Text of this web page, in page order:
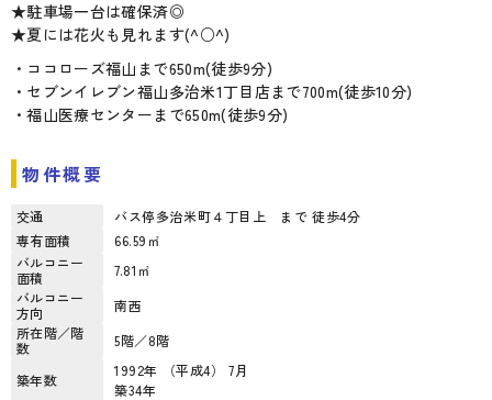
★駐車場一台は確保済◎
★夏には花火も見れます(^○^)
・ココローズ福山まで650m(徒歩9分)
・セブンイレブン福山多治米1丁目店まで700m(徒歩10分)
・福山医療センターまで650m(徒歩9分)
物件概要
交通
バス停多治米町４丁目上 まで 徒歩4分
専有面積
66.59㎡
バルコニー
面積
7.81㎡
バルコニー
方向
南西
所在階／階
数
5階／8階
築年数
1992年 （平成4） 7月
築34年